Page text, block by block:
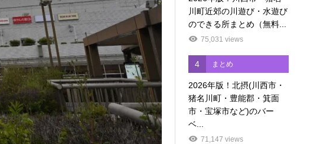
川町近郊の川遊び・水遊び
のできる所まとめ（無料...
75,031 views
4 まとめ
2026年版！北摂(川西市・
猪名川町・豊能郡・箕面
市・宝塚市など)のバー
ベ...
71,147 views